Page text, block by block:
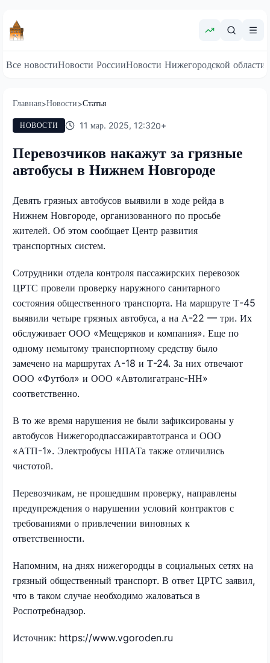
Все новостиНовости РоссииНовости Нижегородской области
Главная>Новости>Статья
НОВОСТИ 11 мар. 2025, 12:320+
Перевозчиков накажут за грязные
автобусы в Нижнем Новгороде
Девять грязных автобусов выявили в ходе рейда в
Нижнем Новгороде, организованного по просьбе
жителей. Об этом сообщает Центр развития
транспортных систем.
Сотрудники отдела контроля пассажирских перевозок
ЦРТС провели проверку наружного санитарного
состояния общественного транспорта. На маршруте Т-45
выявили четыре грязных автобуса, а на А-22 — три. Их
обслуживает ООО «Мещеряков и компания». Еще по
одному немытому транспортному средству было
замечено на маршрутах А-18 и Т-24. За них отвечают
ООО «Футбол» и ООО «Автолигатранс-НН»
соответственно.
В то же время нарушения не были зафиксированы у
автобусов Нижегородпассажиравтотранса и ООО
«АТП-1». Электробусы НПАТа также отличились
чистотой.
Перевозчикам, не прошедшим проверку, направлены
предупреждения о нарушении условий контрактов с
требованиями о привлечении виновных к
ответственности.
Напомним, на днях нижегородцы в социальных сетях на
грязный общественный транспорт. В ответ ЦРТС заявил,
что в таком случае необходимо жаловаться в
Роспотребнадзор.
Источник: https://www.vgoroden.ru